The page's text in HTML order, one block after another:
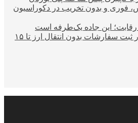
فوری و بدون تخریب در دکوراسیون
تمدید بخشنامه اعتبار ثبت سفارشات بدون انتقال ارز تا ۱۵